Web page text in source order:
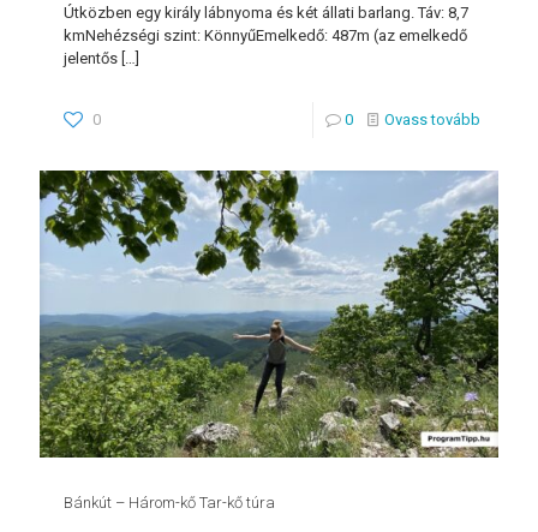
Útközben egy király lábnyoma és két állati barlang. Táv: 8,7
kmNehézségi szint: KönnyűEmelkedő: 487m (az emelkedő
jelentős
0 0 Ovass tovább
Bánkút – Három-kő Tar-kő túra